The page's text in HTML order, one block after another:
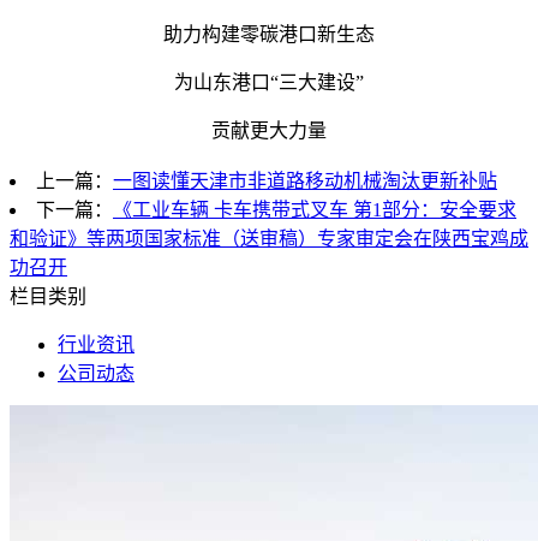
助力构建零碳港口新生态
为山东港口“三大建设”
贡献更大力量
上一篇： 一图读懂天津市非道路移动机械淘汰更新补贴
下一篇：
《工业车辆 卡车携带式叉车 第1部分：安全要求
和验证》等两项国家标准（送审稿）专家审定会在陕西宝鸡成
功召开
栏目类别
行业资讯
公司动态